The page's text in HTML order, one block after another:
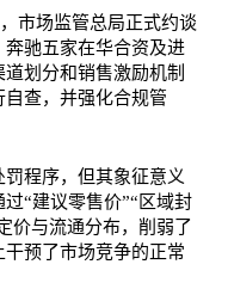
市场监管总局正式约谈
驰五家在华合资及进
划分和销售激励机制
查，并强化合规管
程序，但其象征意义
“建议零售价”“区域封
价与流通分布，削弱了
预了市场竞争的正常